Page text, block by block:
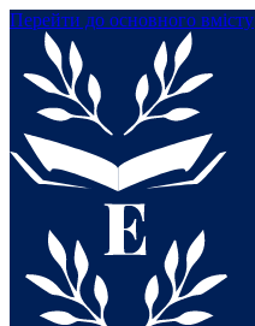
Перейти до основного вмісту